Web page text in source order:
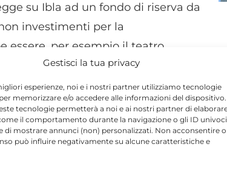
Gestisci la tua privacy
esperienze, noi e i nostri partner utilizziamo tecnologie
memorizzare e/o accedere alle informazioni del
tecnologie permetterà a noi e ai nostri partner di
il comportamento durante la navigazione o gli ID univoci
di mostrare annunci (non) personalizzati. Non acconsentire o
può influire negativamente su alcune caratteristiche e
su Ibla ad un fondo di riserva da
investimenti per la
essere, per esempio il teatro
nelle attuali condizioni di
interessata. Ma anche per Ibla
scelte del passato e dello spirito
e immobili per oltre 200.000 euro,
parcheggi sulla circonvallazione
quello che si dovrebbe fare a